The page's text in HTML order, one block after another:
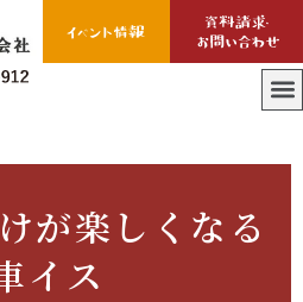
が楽しくなる
イス